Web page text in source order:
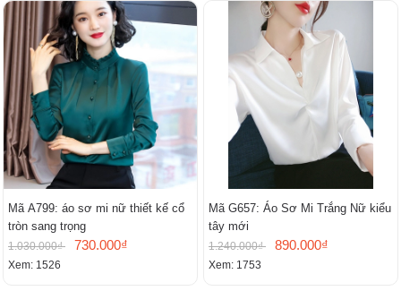
Mã A799: áo sơ mi nữ thiết kế cổ
tròn sang trọng
1.030.000₫ 730.000₫
Xem: 1526
Mã G657: Áo Sơ Mi Trắng Nữ kiểu
tây mới
1.240.000₫ 890.000₫
Xem: 1753